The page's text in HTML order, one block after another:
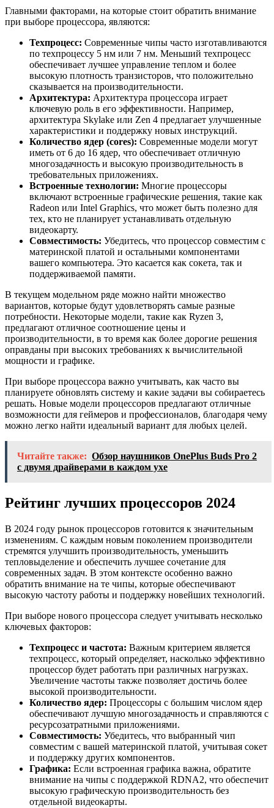
Главными факторами, на которые стоит обратить внимание
при выборе процессора, являются:
Техпроцесс: Современные чипы часто изготавливаются
по техпроцессу 5 нм или 7 нм. Меньший техпроцесс
обеспечивает лучшее управление теплом и более
высокую плотность транзисторов, что положительно
сказывается на производительности.
Архитектура: Архитектура процессора играет
ключевую роль в его эффективности. Например,
архитектура Skylake или Zen 4 предлагает улучшенные
характеристики и поддержку новых инструкций.
Количество ядер (cores): Современные модели могут
иметь от 6 до 16 ядер, что обеспечивает отличную
многозадачность и высокую производительность в
требовательных приложениях.
Встроенные технологии: Многие процессоры
включают встроенные графические решения, такие как
Radeon или Intel Graphics, что может быть полезно для
тех, кто не планирует устанавливать отдельную
видеокарту.
Совместимость: Убедитесь, что процессор совместим с
материнской платой и остальными компонентами
вашего компьютера. Это касается как сокета, так и
поддерживаемой памяти.
В текущем модельном ряде можно найти множество
вариантов, которые будут удовлетворять самые разные
потребности. Некоторые модели, такие как Ryzen 3,
предлагают отличное соотношение цены и
производительности, в то время как более дорогие решения
оправданы при высоких требованиях к вычислительной
мощности и графике.
При выборе процессора важно учитывать, как часто вы
планируете обновлять систему и какие задачи вы собираетесь
решать. Новые модели процессоров предлагают отличные
возможности для геймеров и профессионалов, благодаря чему
можно легко найти идеальный вариант для любых целей.
Читайте также: Обзор наушников OnePlus Buds Pro 2
с двумя драйверами в каждом ухе
Рейтинг лучших процессоров 2024
В 2024 году рынок процессоров готовится к значительным
изменениям. С каждым новым поколением производители
стремятся улучшить производительность, уменьшить
тепловыделение и обеспечить лучшее сочетание для
современных задач. В этом контексте особенно важно
обратить внимание на те чипы, которые обеспечивают
высокую частоту работы и поддержку новейших технологий.
При выборе нового процессора следует учитывать несколько
ключевых факторов:
Техпроцесс и частота: Важным критерием является
техпроцесс, который определяет, насколько эффективно
процессор будет работать при различных нагрузках.
Увеличение частоты также позволяет достичь более
высокой производительности.
Количество ядер: Процессоры с большим числом ядер
обеспечивают лучшую многозадачность и справляются с
ресурсозатратными приложениями.
Совместимость: Убедитесь, что выбранный чип
совместим с вашей материнской платой, учитывая сокет
и поддержку других компонентов.
Графика: Если встроенная графика важна, обратите
внимание на чипы с поддержкой RDNA2, что обеспечит
высокую графическую производительность без
отдельной видеокарты.